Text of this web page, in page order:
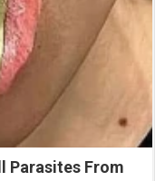
Parasites From